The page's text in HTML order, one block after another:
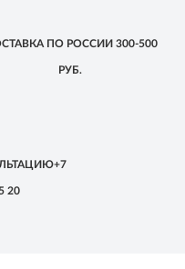
ПО РОССИИ 300-500
РУБ.
+7
20